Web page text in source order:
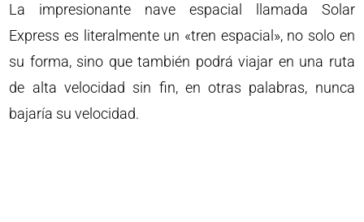
La impresionante nave espacial llamada Solar
Express es literalmente un «tren espacial», no solo en
su forma, sino que también podrá viajar en una ruta
de alta velocidad sin fin, en otras palabras, nunca
bajaría su velocidad.